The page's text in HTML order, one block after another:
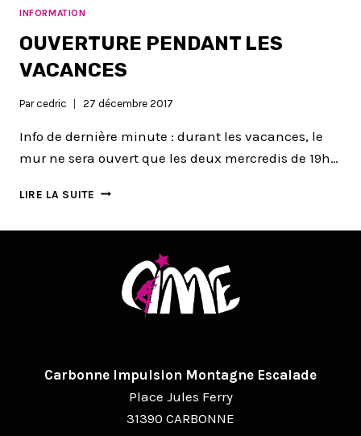
INFORMATION
OUVERTURE PENDANT LES
VACANCES
Par cedric 27 décembre 2017
Info de dernière minute : durant les vacances, le
mur ne sera ouvert que les deux mercredis de 19h…
LIRE LA SUITE OUVERTURE
Carbonne Impulsion Montagne Escalade
Place Jules Ferry
31390 CARBONNE